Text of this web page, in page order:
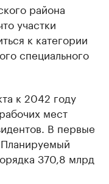
района
участки
к категории
специального
к 2042 году
мест
В первые
370,8 млрд